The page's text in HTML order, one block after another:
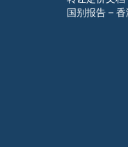
国别报告 – 香